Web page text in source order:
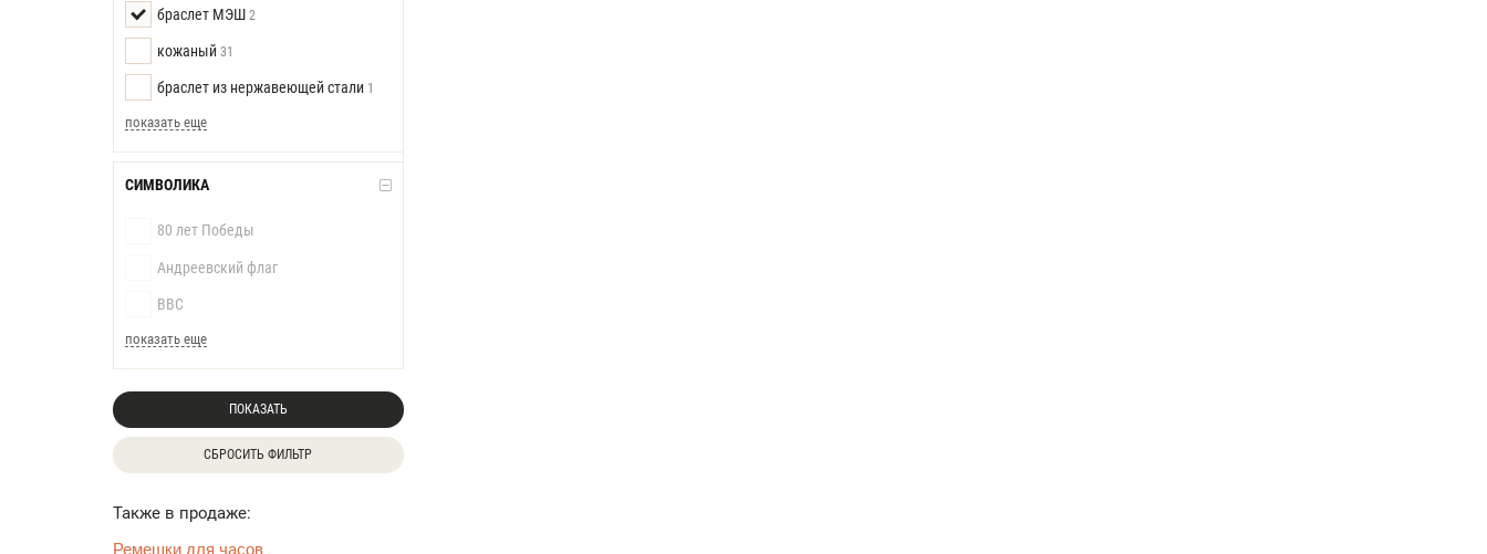
браслет МЭШ 2
кожаный 31
браслет из нержавеющей стали 1
показать еще
СИМВОЛИКА
80 лет Победы
Андреевский флаг
ВВС
показать еще
ПОКАЗАТЬ
СБРОСИТЬ ФИЛЬТР
Также в продаже:
Ремешки для часов